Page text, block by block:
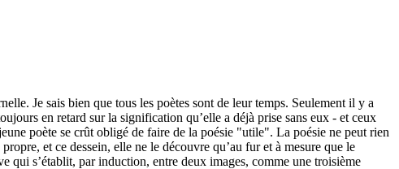
Je sais bien que tous les poètes sont de leur temps. Seulement il y a
en retard sur la signification qu’elle a déjà prise sans eux - et ceux
poète se crût obligé de faire de la poésie "utile". La poésie ne peut rien
et ce dessein, elle ne le découvre qu’au fur et à mesure que le
qui s’établit, par induction, entre deux images, comme une troisième